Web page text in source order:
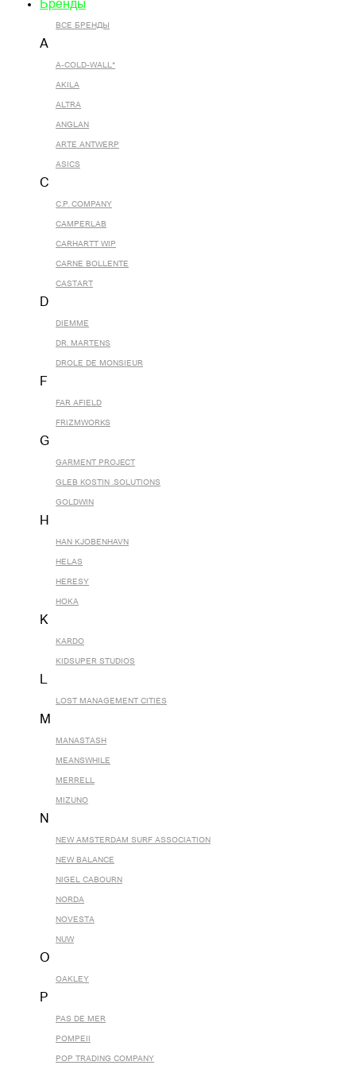
Бренды
ВСЕ БРЕНДЫ
A
A-COLD-WALL*
AKILA
ALTRA
ANGLAN
ARTE ANTWERP
ASICS
C
C.P. COMPANY
CAMPERLAB
CARHARTT WIP
CARNE BOLLENTE
CASTART
D
DIEMME
DR. MARTENS
DROLE DE MONSIEUR
F
FAR AFIELD
FRIZMWORKS
G
GARMENT PROJECT
GLEB KOSTIN .SOLUTIONS
GOLDWIN
H
HAN KJOBENHAVN
HELAS
HERESY
HOKA
K
KARDO
KIDSUPER STUDIOS
L
LOST MANAGEMENT CITIES
M
MANASTASH
MEANSWHILE
MERRELL
MIZUNO
N
NEW AMSTERDAM SURF ASSOCIATION
NEW BALANCE
NIGEL CABOURN
NORDA
NOVESTA
NUW
O
OAKLEY
P
PAS DE MER
POMPEII
POP TRADING COMPANY